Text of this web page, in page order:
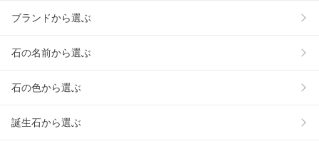
ブランドから選ぶ
石の名前から選ぶ
石の色から選ぶ
誕生石から選ぶ